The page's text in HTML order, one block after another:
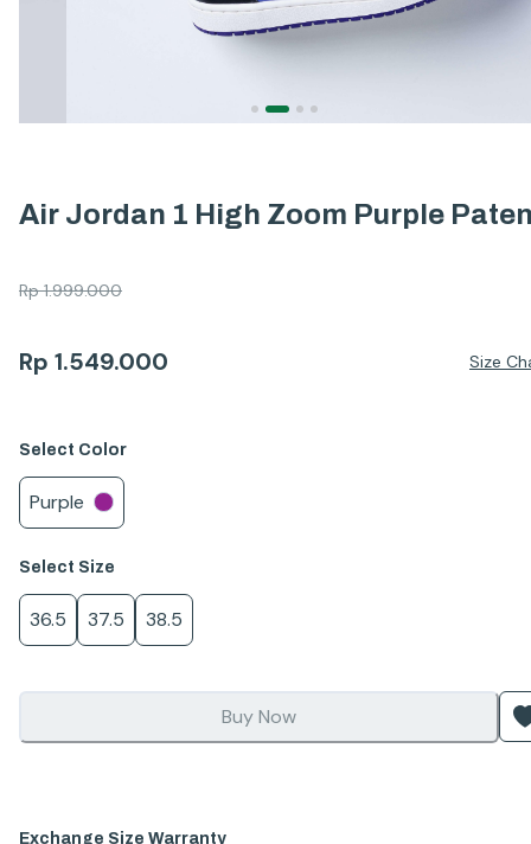
Air Jordan 1 High Zoom Purple
Rp1.999.000
Rp 1.549.000 Size
Select Color
Purple
Select Size
36.5 37.5 38.5
Buy Now
Exchange Size Warranty